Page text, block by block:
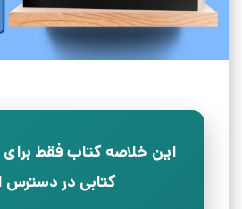
این خلاصه کتاب فقط
کتابی در